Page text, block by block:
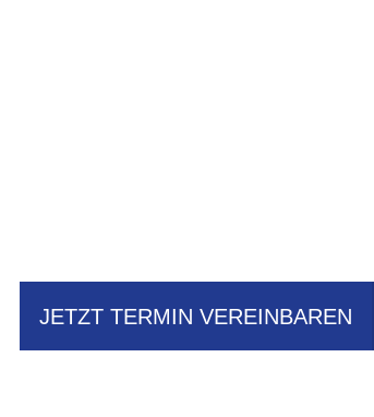
JETZT TERMIN VEREINBAREN